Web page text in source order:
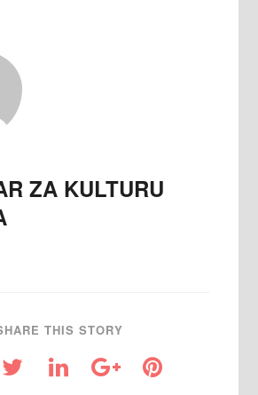
ZA KULTURU
THIS STORY